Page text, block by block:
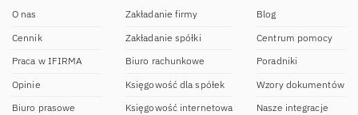
O nas
Cennik
Praca w IFIRMA
Opinie
Biuro prasowe
Zakładanie firmy
Zakładanie spółki
Biuro rachunkowe
Księgowość dla spółek
Księgowość internetowa
Blog
Centrum pomocy
Poradniki
Wzory dokumentów
Nasze integracje